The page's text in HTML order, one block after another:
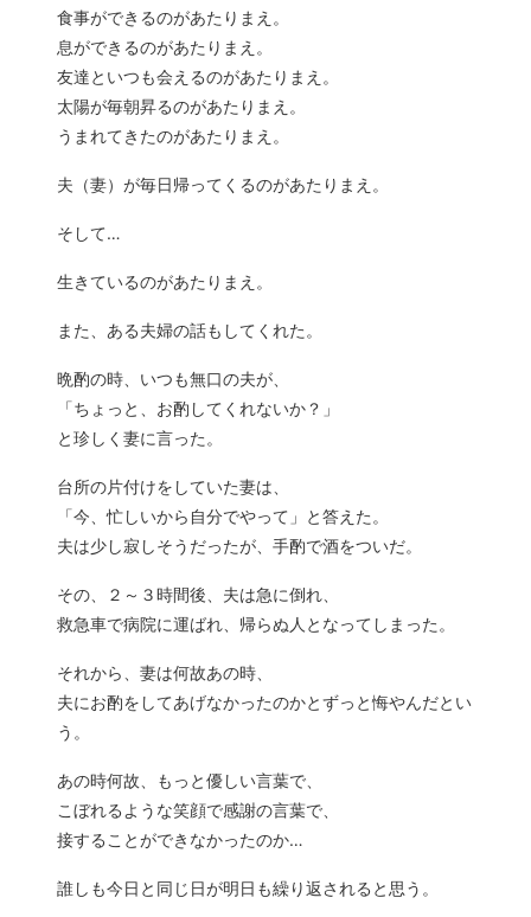
食事ができるのがあたりまえ。
息ができるのがあたりまえ。
友達といつも会えるのがあたりまえ。
太陽が毎朝昇るのがあたりまえ。
うまれてきたのがあたりまえ。
夫（妻）が毎日帰ってくるのがあたりまえ。
そして…
生きているのがあたりまえ。
また、ある夫婦の話もしてくれた。
晩酌の時、いつも無口の夫が、
「ちょっと、お酌してくれないか？」
と珍しく妻に言った。
台所の片付けをしていた妻は、
「今、忙しいから自分でやって」と答えた。
夫は少し寂しそうだったが、手酌で酒をついだ。
その、２～３時間後、夫は急に倒れ、
救急車で病院に運ばれ、帰らぬ人となってしまった。
それから、妻は何故あの時、
夫にお酌をしてあげなかったのかとずっと悔やんだとい
う。
あの時何故、もっと優しい言葉で、
こぼれるような笑顔で感謝の言葉で、
接することができなかったのか…
誰しも今日と同じ日が明日も繰り返されると思う。